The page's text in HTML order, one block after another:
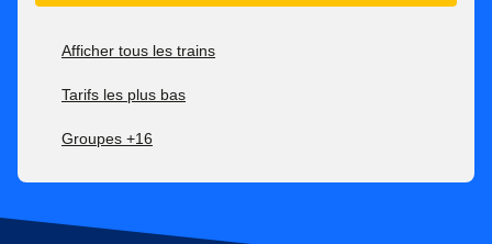
Afficher tous les trains
Tarifs les plus bas
Groupes +16